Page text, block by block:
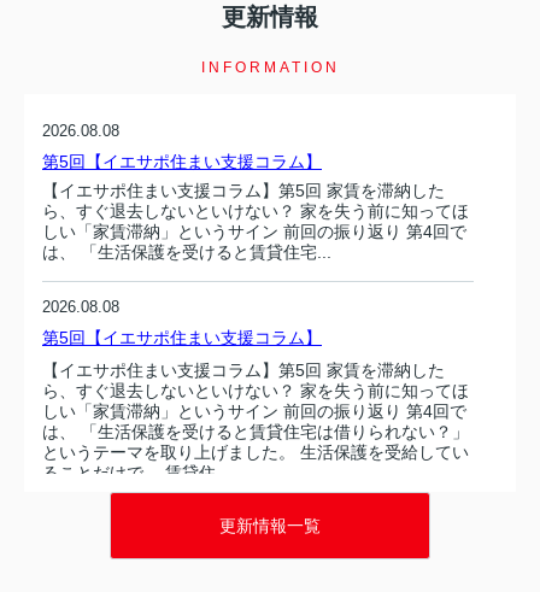
更新情報
INFORMATION
2026.08.08
第5回【イエサポ住まい支援コラム】
【イエサポ住まい支援コラム】第5回 家賃を滞納した
ら、すぐ退去しないといけない？ 家を失う前に知ってほ
しい「家賃滞納」というサイン 前回の振り返り 第4回で
は、 「生活保護を受けると賃貸住宅...
2026.08.08
第5回【イエサポ住まい支援コラム】
【イエサポ住まい支援コラム】第5回 家賃を滞納した
ら、すぐ退去しないといけない？ 家を失う前に知ってほ
しい「家賃滞納」というサイン 前回の振り返り 第4回で
は、 「生活保護を受けると賃貸住宅は借りられない？」
というテーマを取り上げました。 生活保護を受給してい
ることだけで、 賃貸住...
第4回【イエサポ住まい支援コラム】
更新情報一覧